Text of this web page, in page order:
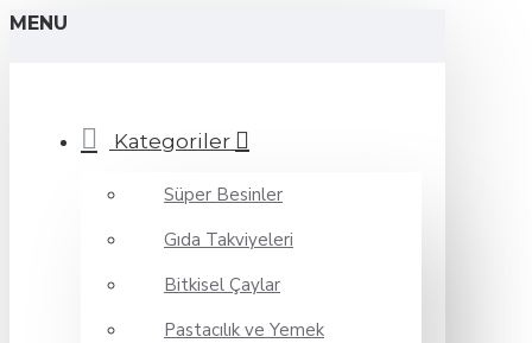
MENU
Kategoriler
Süper Besinler
Gıda Takviyeleri
Bitkisel Çaylar
Pastacılık ve Yemek